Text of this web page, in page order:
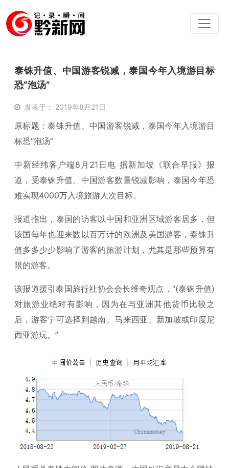
泰铢升值、中国游客锐减，泰国今年入境游目标
恐“泡汤”
发表于： 2019年8月21日
原标题：泰铢升值、中国游客锐减，泰国今年入境游目
标恐“泡汤”
中新经纬客户端8月21日电 据新加坡《联合早报》报
道，受泰铢升值、中国游客数量锐减影响，泰国今年恐
难实现4000万入境旅游人次目标。
报道指出，泰国的访客以中国和亚洲区域游客居多，但
该国每年也迎来数以百万计的欧洲及美国游客，泰铢升
值多多少少影响了游客的旅游计划，尤其是那些预算有
限的游客。
该报道援引泰国旅行社协会会长维奇观点，“(泰铢升值)
对旅游业绝对有影响，因为在与亚洲其他货币比较之
后，游客宁可选择到越南、马来西亚、新加坡或印度尼
西亚游玩。”